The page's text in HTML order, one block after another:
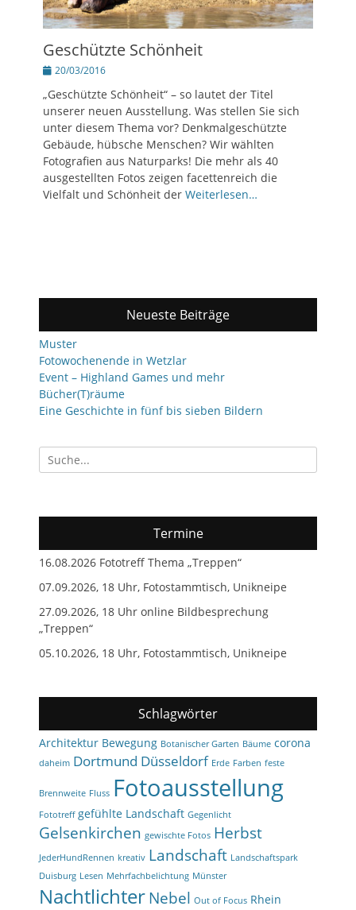
Geschützte Schönheit
Posted
20/03/2016
„Geschützte Schönheit“ – so lautet der Titel
unserer neuen Ausstellung. Was stellen Sie sich
unter diesem Thema vor? Denkmalgeschützte
Gebäude, hübsche Menschen? Wir wählten
Fotografien aus Naturparks! Die mehr als 40
ausgestellten Fotos zeigen facettenreich die
Vielfalt und Schönheit der Weiterlesen…
Neueste Beiträge
Muster
Fotowochenende in Wetzlar
Event – Highland Games und mehr
Bücher(T)räume
Eine Geschichte in fünf bis sieben Bildern
Suchen
nach:
Termine
16.08.2026 Fototreff Thema „Treppen“
07.09.2026, 18 Uhr, Fotostammtisch, Unikneipe
27.09.2026, 18 Uhr online Bildbesprechung
„Treppen“
05.10.2026, 18 Uhr, Fotostammtisch, Unikneipe
Schlagwörter
Architektur Bewegung Botanischer Garten Bäume corona
daheim Dortmund Düsseldorf Erde Farben feste
Brennweite Fluss Fotoausstellung
Fototreff gefühlte Landschaft Gegenlicht
Gelsenkirchen gewischte Fotos Herbst
JederHundRennen kreativ Landschaft Landschaftspark
Duisburg Lesen Mehrfachbelichtung Münster
NachtlichterNebel Out of Focus Rhein